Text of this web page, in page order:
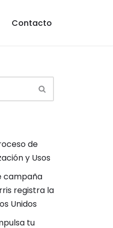
Contacto
de
y Usos
campaña
registra la
Unidos
tu